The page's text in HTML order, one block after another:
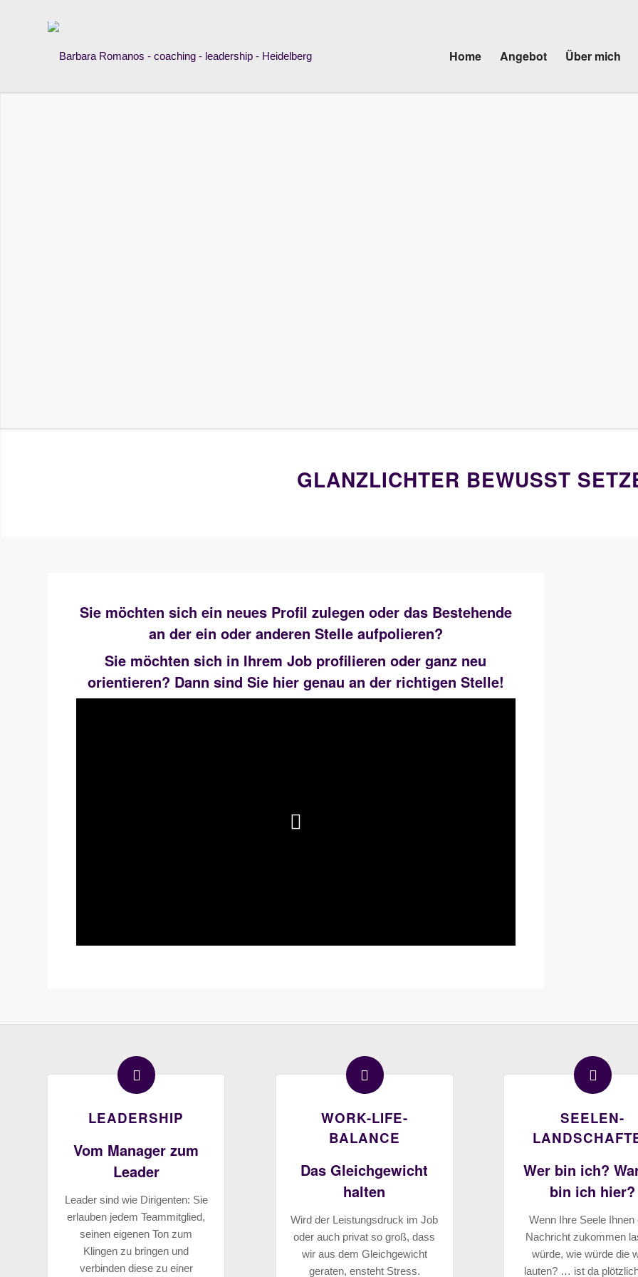
Home Angebot Über mich
GLANZLICHTER BEWUSST
Sie möchten sich ein neues Profil zulegen oder das Bestehende
an der ein oder anderen Stelle aufpolieren?
Sie möchten sich in Ihrem Job profilieren oder ganz neu
orientieren? Dann sind Sie hier genau an der richtigen Stelle!
LEADERSHIP
Vom Manager zum
Leader
Leader sind wie Dirigenten: Sie
erlauben jedem Teammitglied,
seinen eigenen Ton zum
Klingen zu bringen und
verbinden diese zu einer
WORK-LIFE-
BALANCE
Das Gleichgewicht
halten
Wird der Leistungsdruck im Job
oder auch privat so groß, dass
wir aus dem Gleichgewicht
geraten, ensteht Stress.
SEELEN-
Wer bin ich?
bin ich hier?
Wenn Ihre Seele Ihnen
Nachricht zukommen
würde, wie würde die
lauten? … ist da